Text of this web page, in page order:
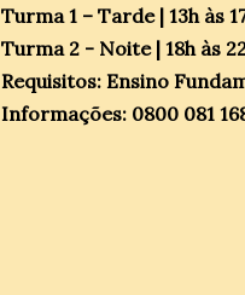
Turma 1 – Tarde | 13h às
Turma 2 - Noite | 18h às
Requisitos: Ensino
Informações: 0800 081